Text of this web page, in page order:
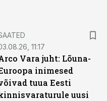
11:17
Vara juht: Lõuna-
inimesed
tuua Eesti
uusi